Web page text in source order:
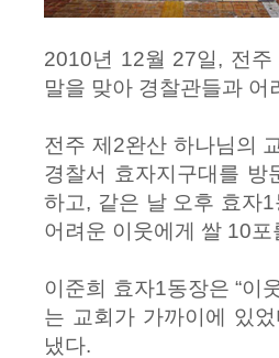
2010년 12월 27일, 전
말을 맞아 경찰관들과
전주 제2완산 하나님의
경찰서 효자지구대를 방
하고, 같은 날 오후 효자
어려운 이웃에게 쌀 10포
이준희 효자1동장은 “이
는 교회가 가까이에 있
냈다.